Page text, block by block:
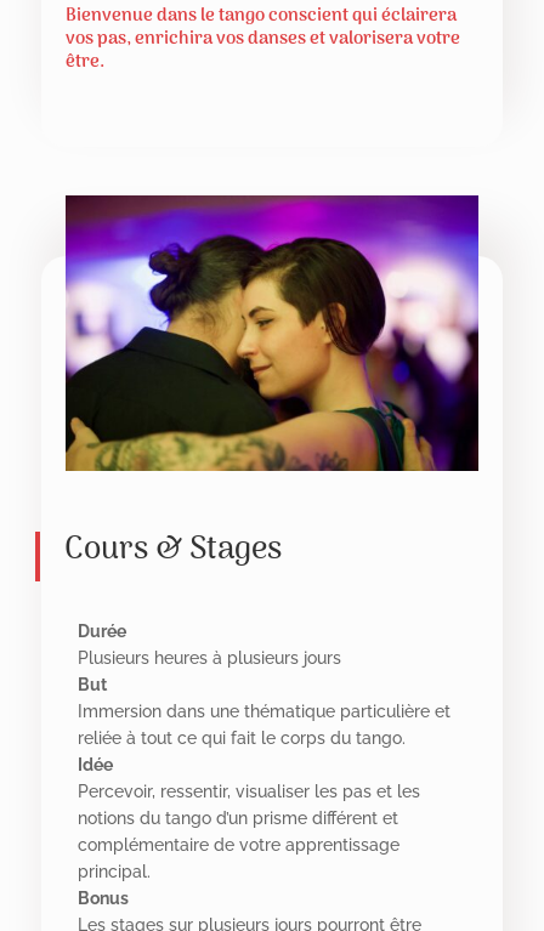
Bienvenue dans le tango conscient qui éclairera
vos pas, enrichira vos danses et valorisera votre
être.
Cours & Stages
Durée
Plusieurs heures à plusieurs jours
But
Immersion dans une thématique particulière et
reliée à tout ce qui fait le corps du tango.
Idée
Percevoir, ressentir, visualiser les pas et les
notions du tango d’un prisme différent et
complémentaire de votre apprentissage
principal.
Bonus
Les stages sur plusieurs jours pourront être